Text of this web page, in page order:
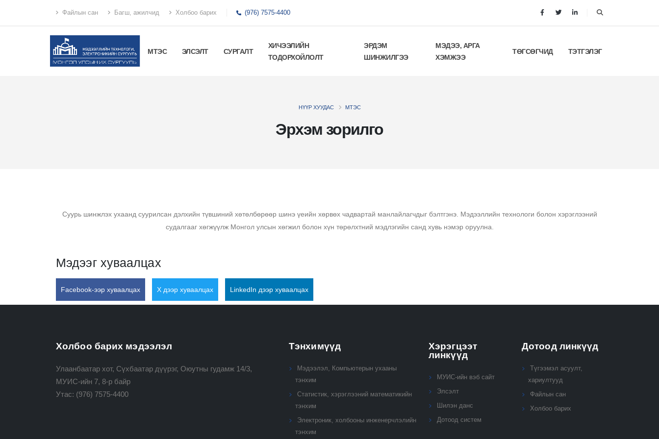
Файлын сан Багш, ажилчид Холбоо барих (976) 7575-4400
МТЭС ЭЛСЭЛТ СУРГАЛТ
ХИЧЭЭЛИЙН
ТОДОРХОЙЛОЛТ
ЭРДЭМ
ШИНЖИЛГЭЭ
МЭДЭЭ, АРГА
ХЭМЖЭЭ
ТӨГСӨГЧИД ТЭТГЭЛЭГ
Эрхэм зорилго
НҮҮР ХУУДАС МТЭС
Суурь шинжлэх ухаанд суурилсан дэлхийн түвшиний хөтөлбөрөөр шинэ үеийн хөрвөх чадвартай манлайлагчдыг бэлтгэнэ. Мэдээллийн технологи болон хэрэглээний
судалгааг хөгжүүлж Монгол улсын хөгжил болон хүн төрөлхтний мэдлэгийн санд хувь нэмэр оруулна.
Мэдээг хуваалцах
Facebook-ээр хуваалцах X дээр хуваалцах LinkedIn дээр хуваалцах
Холбоо барих мэдээлэл
Улаанбаатар хот, Сүхбаатар дүүрэг, Оюутны гудамж 14/3,
МУИС-ийн 7, 8-р байр
Утас: (976) 7575-4400
Тэнхимүүд
Мэдээлэл, Компьютерын ухааны
тэнхим
Статистик, хэрэглээний математикийн
тэнхим
Электроник, холбооны инженерчлэлийн
тэнхим
Хэрэгцээт
линкүүд
МУИС-ийн вэб сайт
Элсэлт
Шилэн данс
Дотоод систем
Дотоод линкүүд
Түгээмэл асуулт,
хариултууд
Файлын сан
Холбоо барих